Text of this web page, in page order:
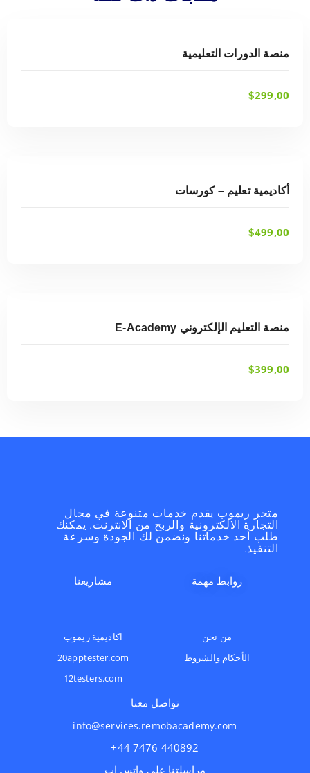
منصة الدورات التعليمية
$299,00
أكاديمية تعليم – كورسات
$499,00
منصة التعليم الإلكتروني E-Academy
$399,00
متجر ريموب يقدم خدمات متنوعة في مجال
التجارة الالكترونية والربح من الانترنت. يمكنك
طلب أحد خدماتنا ونضمن لك الجودة وسرعة
التنفيذ.
روابط مهمة
من نحن
الأحكام والشروط
مشاريعنا
اكاديمية ريموب
20apptester.com
12testers.com
تواصل معنا
info@services.remobacademy.com
مراسلتنا على واتس اب